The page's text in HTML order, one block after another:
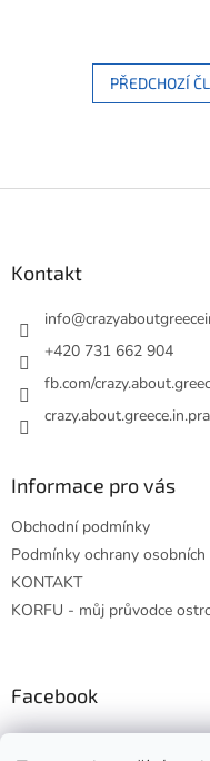
PŘEDCHOZÍ
Kontakt
info@
+420 731 662 904
fb.com/
Informace pro vás
Obchodní podmínky
Podmínky ochrany osobních
KONTAKT
KORFU - můj průvodce
Facebook